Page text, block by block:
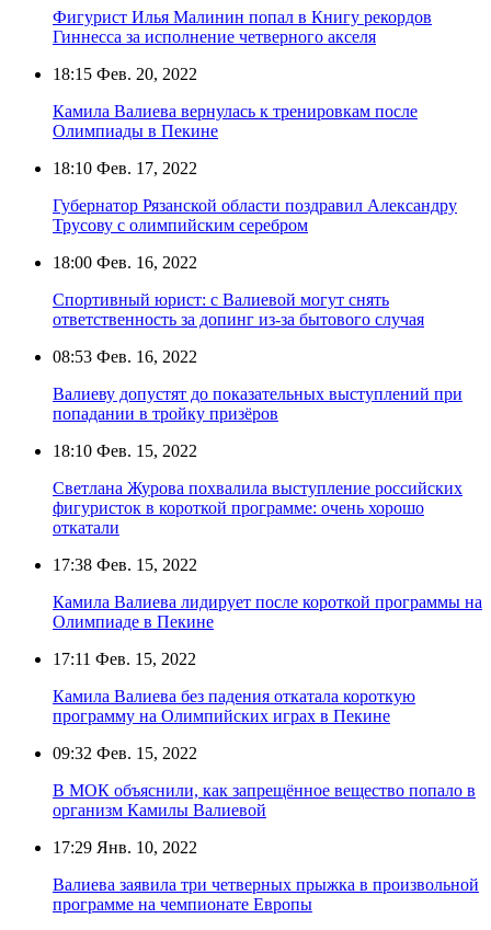
Фигурист Илья Малинин попал в Книгу рекордов
Гиннесса за исполнение четверного акселя
18:15 Фев. 20, 2022
Камила Валиева вернулась к тренировкам после
Олимпиады в Пекине
18:10 Фев. 17, 2022
Губернатор Рязанской области поздравил Александру
Трусову с олимпийским серебром
18:00 Фев. 16, 2022
Спортивный юрист: с Валиевой могут снять
ответственность за допинг из-за бытового случая
08:53 Фев. 16, 2022
Валиеву допустят до показательных выступлений при
попадании в тройку призёров
18:10 Фев. 15, 2022
Светлана Журова похвалила выступление российских
фигуристок в короткой программе: очень хорошо
откатали
17:38 Фев. 15, 2022
Камила Валиева лидирует после короткой программы на
Олимпиаде в Пекине
17:11 Фев. 15, 2022
Камила Валиева без падения откатала короткую
программу на Олимпийских играх в Пекине
09:32 Фев. 15, 2022
В МОК объяснили, как запрещённое вещество попало в
организм Камилы Валиевой
17:29 Янв. 10, 2022
Валиева заявила три четверных прыжка в произвольной
программе на чемпионате Европы